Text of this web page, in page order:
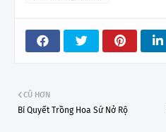
CŨ HƠN
Bí Quyết Trồng Hoa Sứ Nở Rộ